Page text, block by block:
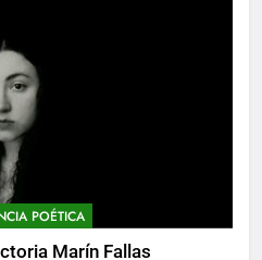
POÉTICA
Marín Fallas